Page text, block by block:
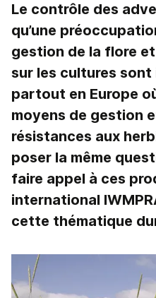
Le contrôle des
qu’une
gestion de la flore
sur les cultures
partout en Europe
moyens de gestion
résistances aux
poser la même
faire appel à ces
international
cette thématique